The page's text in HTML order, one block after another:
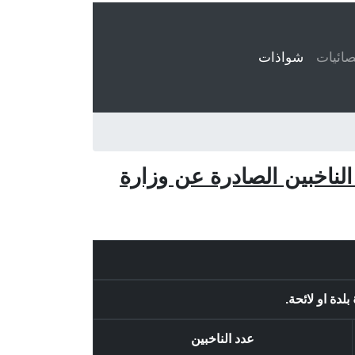
شواذات
الناخبين الصادرة عن وزارة
عدد الناخبين